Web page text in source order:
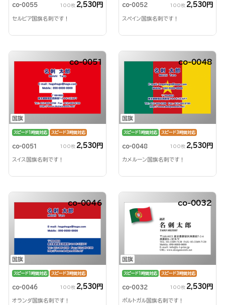
co-0055 100枚 2,530円
セルビア国旗名刺です！
co-0052 100枚 2,530円
スペイン国旗名刺です！
国旗
co-0051
スピード1時間対応 スピード3時間対応
co-0051 100枚 2,530円
スイス国旗名刺です！
国旗
co-0048
スピード1時間対応 スピード3時間対応
co-0048 100枚 2,530円
カメルーン国旗名刺です！
国旗
co-0046
スピード1時間対応 スピード3時間対応
co-0046 100枚 2,530円
オランダ国旗名刺です！
国旗
co-0032
スピード1時間対応 スピード3時間対応
co-0032 100枚 2,530円
ポルトガル国旗名刺です！